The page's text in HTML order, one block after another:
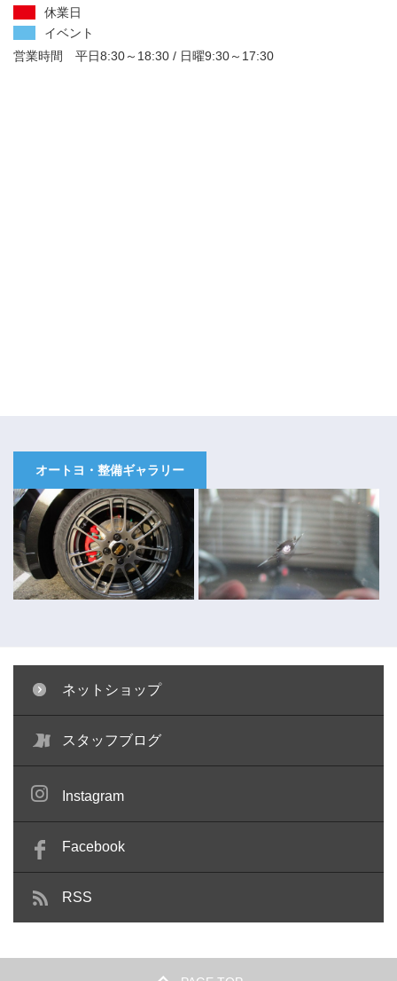
休業日
イベント
オートヨ・整備ギャラリー
キャリパー塗装 ～コペン～
ネットショップ
スタッフブログ
Instagram
Facebook
RSS